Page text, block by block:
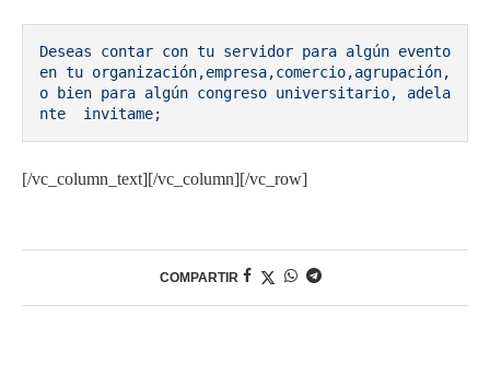
Deseas contar con tu servidor para algún evento
en tu organización,empresa,comercio,agrupación,
o bien para algún congreso universitario, adela
nte  invitame;
[/vc_column_text][/vc_column][/vc_row]
COMPARTIR